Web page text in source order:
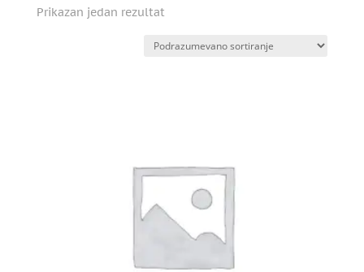
Prikazan jedan rezultat